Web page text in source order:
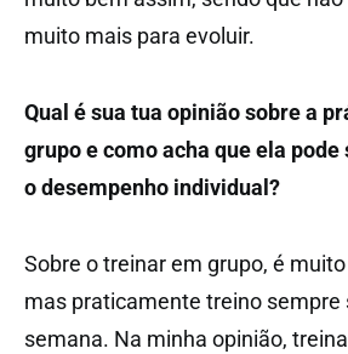
muito mais para evoluir.
Qual é sua tua opinião sobre a
grupo e como acha que ela
o desempenho individual?
Sobre o treinar em grupo, é
mas praticamente treino sempre
semana. Na minha opinião,